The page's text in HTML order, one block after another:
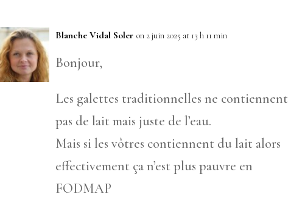
Blanche Vidal Soler on 2 juin 2025 at 13 h 11 min
Bonjour,
Les galettes traditionnelles ne contiennent
pas de lait mais juste de l’eau.
Mais si les vôtres contiennent du lait alors
effectivement ça n’est plus pauvre en
FODMAP